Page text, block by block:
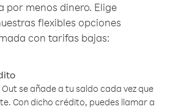
por menos dinero. Elige
flexibles opciones
con tarifas bajas:
se añade a tu saldo cada vez que
Con dicho crédito, puedes llamar a